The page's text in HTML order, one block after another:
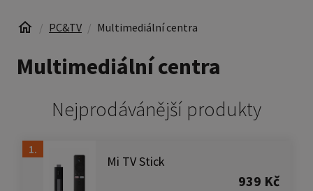
PC&TV Multimediální centra
Multimediální centra
Nejprodávánější produkty
1.
Mi TV Stick
939 Kč